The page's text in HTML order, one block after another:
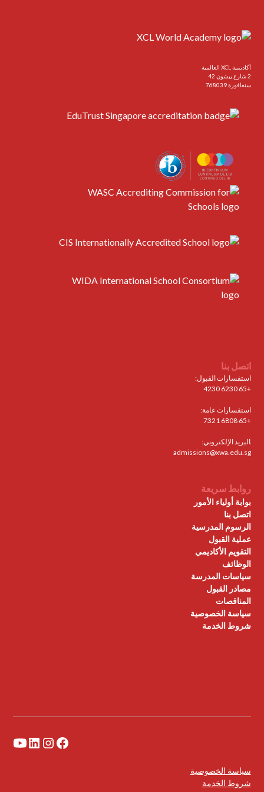
أكاديمية XCL العالمية
2 شارع ييشون 42
سنغافورة 768039
اتصل بنا
استفسارات القبول:
+65 6230 4230
استفسارات عامة:
+65 6808 7321
البريد الإلكتروني:
admissions@xwa.edu.sg
روابط سريعة
بوابة أولياء الأمور
اتصل بنا
الرسوم المدرسية
عملية القبول
التقويم الأكاديمي
الوظائف
سياسات المدرسة
مصادر القبول
المناقصات
سياسة الخصوصية
شروط الخدمة
سياسة الخصوصية
شروط الخدمة